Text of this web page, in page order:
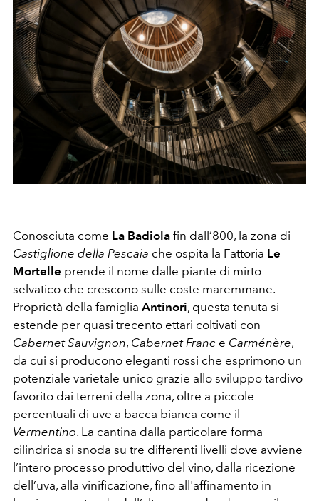
Conosciuta come La Badiola fin dall’800, la zona di
Castiglione della Pescaia che ospita la Fattoria Le
Mortelle prende il nome dalle piante di mirto
selvatico che crescono sulle coste maremmane.
Proprietà della famiglia Antinori, questa tenuta si
estende per quasi trecento ettari coltivati con
Cabernet Sauvignon, Cabernet Franc e Carménère,
da cui si producono eleganti rossi che esprimono un
potenziale varietale unico grazie allo sviluppo tardivo
favorito dai terreni della zona, oltre a piccole
percentuali di uve a bacca bianca come il
Vermentino. La cantina dalla particolare forma
cilindrica si snoda su tre differenti livelli dove avviene
l’intero processo produttivo del vino, dalla ricezione
dell’uva, alla vinificazione, fino all'affinamento in